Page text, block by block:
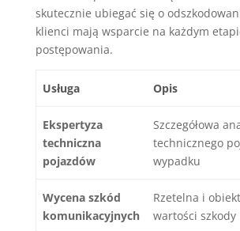
skutecznie ubiegać się o
klienci mają wsparcie na każdym
postępowania.
Usługa Opis
Ekspertyza
techniczna
pojazdów
Szczegółowa
technicznego
wypadku
Wycena szkód
komunikacyjnych
Rzetelna i
wartości szkody